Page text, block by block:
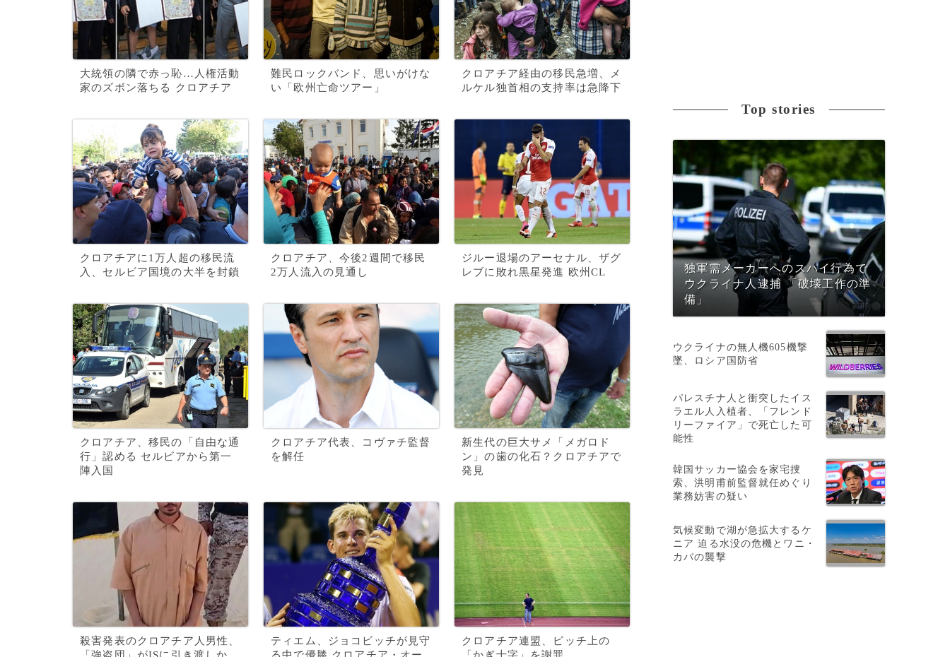
大統領の隣で赤っ恥…人権活動
家のズボン落ちる クロアチア
難民ロックバンド、思いがけな
い「欧州亡命ツアー」
クロアチア経由の移民急増、メ
ルケル独首相の支持率は急降下
クロアチアに1万人超の移民流
入、セルビア国境の大半を封鎖
クロアチア、今後2週間で移民
2万人流入の見通し
ジルー退場のアーセナル、ザグ
レブに敗れ黒星発進 欧州CL
クロアチア、移民の「自由な通
行」認める セルビアから第一
陣入国
クロアチア代表、コヴァチ監督
を解任
新生代の巨大サメ「メガロド
ン」の歯の化石？クロアチアで
発見
殺害発表のクロアチア人男性、
ティエム、ジョコビッチが見守
クロアチア連盟、ピッチ上の
Top stories
独軍需メーカーへのスパイ行為で
ウクライナ人逮捕 「破壊工作の準
備」
ウクライナの無人機605機撃
墜、ロシア国防省
パレスチナ人と衝突したイス
ラエル人入植者、「フレンド
リーファイア」で死亡した可
能性
韓国サッカー協会を家宅捜
索、洪明甫前監督就任めぐり
業務妨害の疑い
気候変動で湖が急拡大するケ
ニア 迫る水没の危機とワニ・
カバの襲撃